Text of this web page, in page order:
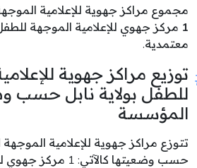
مجموع مراكز جهوية للإعلامية
1
معتمدية.
توزيع مراكز جهوية
للطفل بولاية نابل حسب
المؤسسة
تتوزع مراكز جهوية للإعلامية الموجهة
حسب وضعيتها كالآتي: